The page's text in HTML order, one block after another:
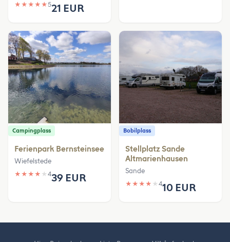
★ ★ ★ ★ ★521 EUR
Campingplass
Ferienpark Bernsteinsee
Wiefelstede
★ ★ ★ ★ ★ 439 EUR
Bobilplass
Stellplatz Sande
Altmarienhausen
Sande
★ ★ ★ ★ ★ 410 EUR